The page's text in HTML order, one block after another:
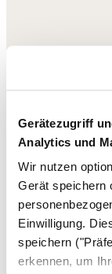
Gerätezugriff
Analytics und
Wir nutzen
Gerät speichern
Einwilligung.
speichern
erkennen, um